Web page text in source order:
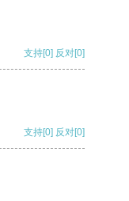
支持[0] 反对[0]
支持[0] 反对[0]